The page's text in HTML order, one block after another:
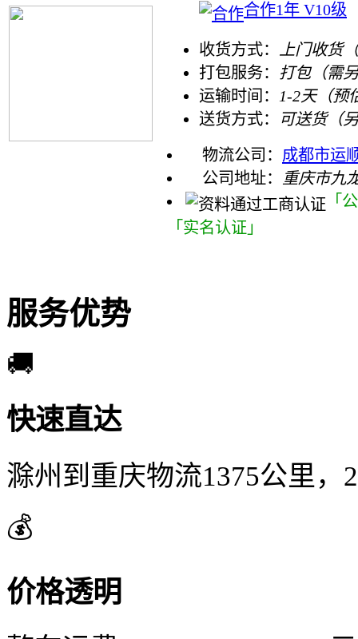
合作1年 V10级
收货方式：
上门收货
打包服务： 打包（需
运输时间： 1-2天（预
送货方式：
可送货（
物流公司： 成都市运
公司地址：
重庆市九
「
「实名认证」
服务优势
🚚
快速直达
滁州到重庆物流1375公里
💰
价格透明